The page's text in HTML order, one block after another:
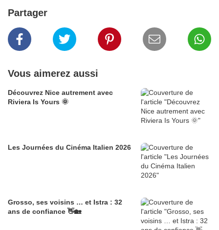
Partager
Vous aimerez aussi
Découvrez Nice autrement avec
Riviera Is Yours 🌞
Les Journées du Cinéma Italien 2026
Grosso, ses voisins … et Istra : 32
ans de confiance 👋🏡